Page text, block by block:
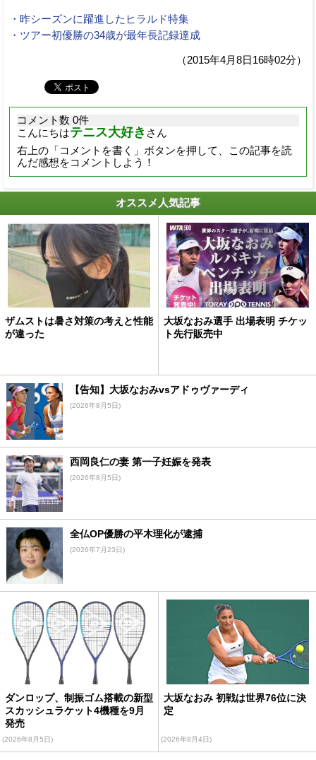
・昨シーズンに躍進したヒラルド特集
・ツアー初優勝の34歳が最年長記録達成
（2015年4月8日16時02分）
コメント数 0件
こんにちはテニス大好き さん
右上の「コメントを書く」ボタンを押して、この記事を読
んだ感想をコメントしよう！
オススメ人気記事
ザムストは暑さ対策の考えと性能
が違った
大坂なおみ選手 出場表明 チケッ
ト先行販売中
【告知】大坂なおみvsアドゥヴァーディ
(2026年8月5日)
西岡良仁の妻 第一子妊娠を発表
(2026年8月5日)
全仏OP優勝の平木理化が逮捕
(2026年7月23日)
ダンロップ、制振ゴム搭載の新型
スカッシュラケット4機種を9月
発売
(2026年8月5日)
大坂なおみ 初戦は世界76位に決
定
(2026年8月4日)